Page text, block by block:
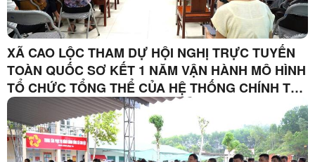
XÃ CAO LỘC THAM DỰ HỘI NGHỊ TRỰC TUYẾN
TOÀN QUỐC SƠ KẾT 1 NĂM VẬN HÀNH MÔ HÌNH
TỔ CHỨC TỔNG THỂ CỦA HỆ THỐNG CHÍNH TRỊ,
MÔ HÌNH CHÍNH QUYỀN 3 CẤP